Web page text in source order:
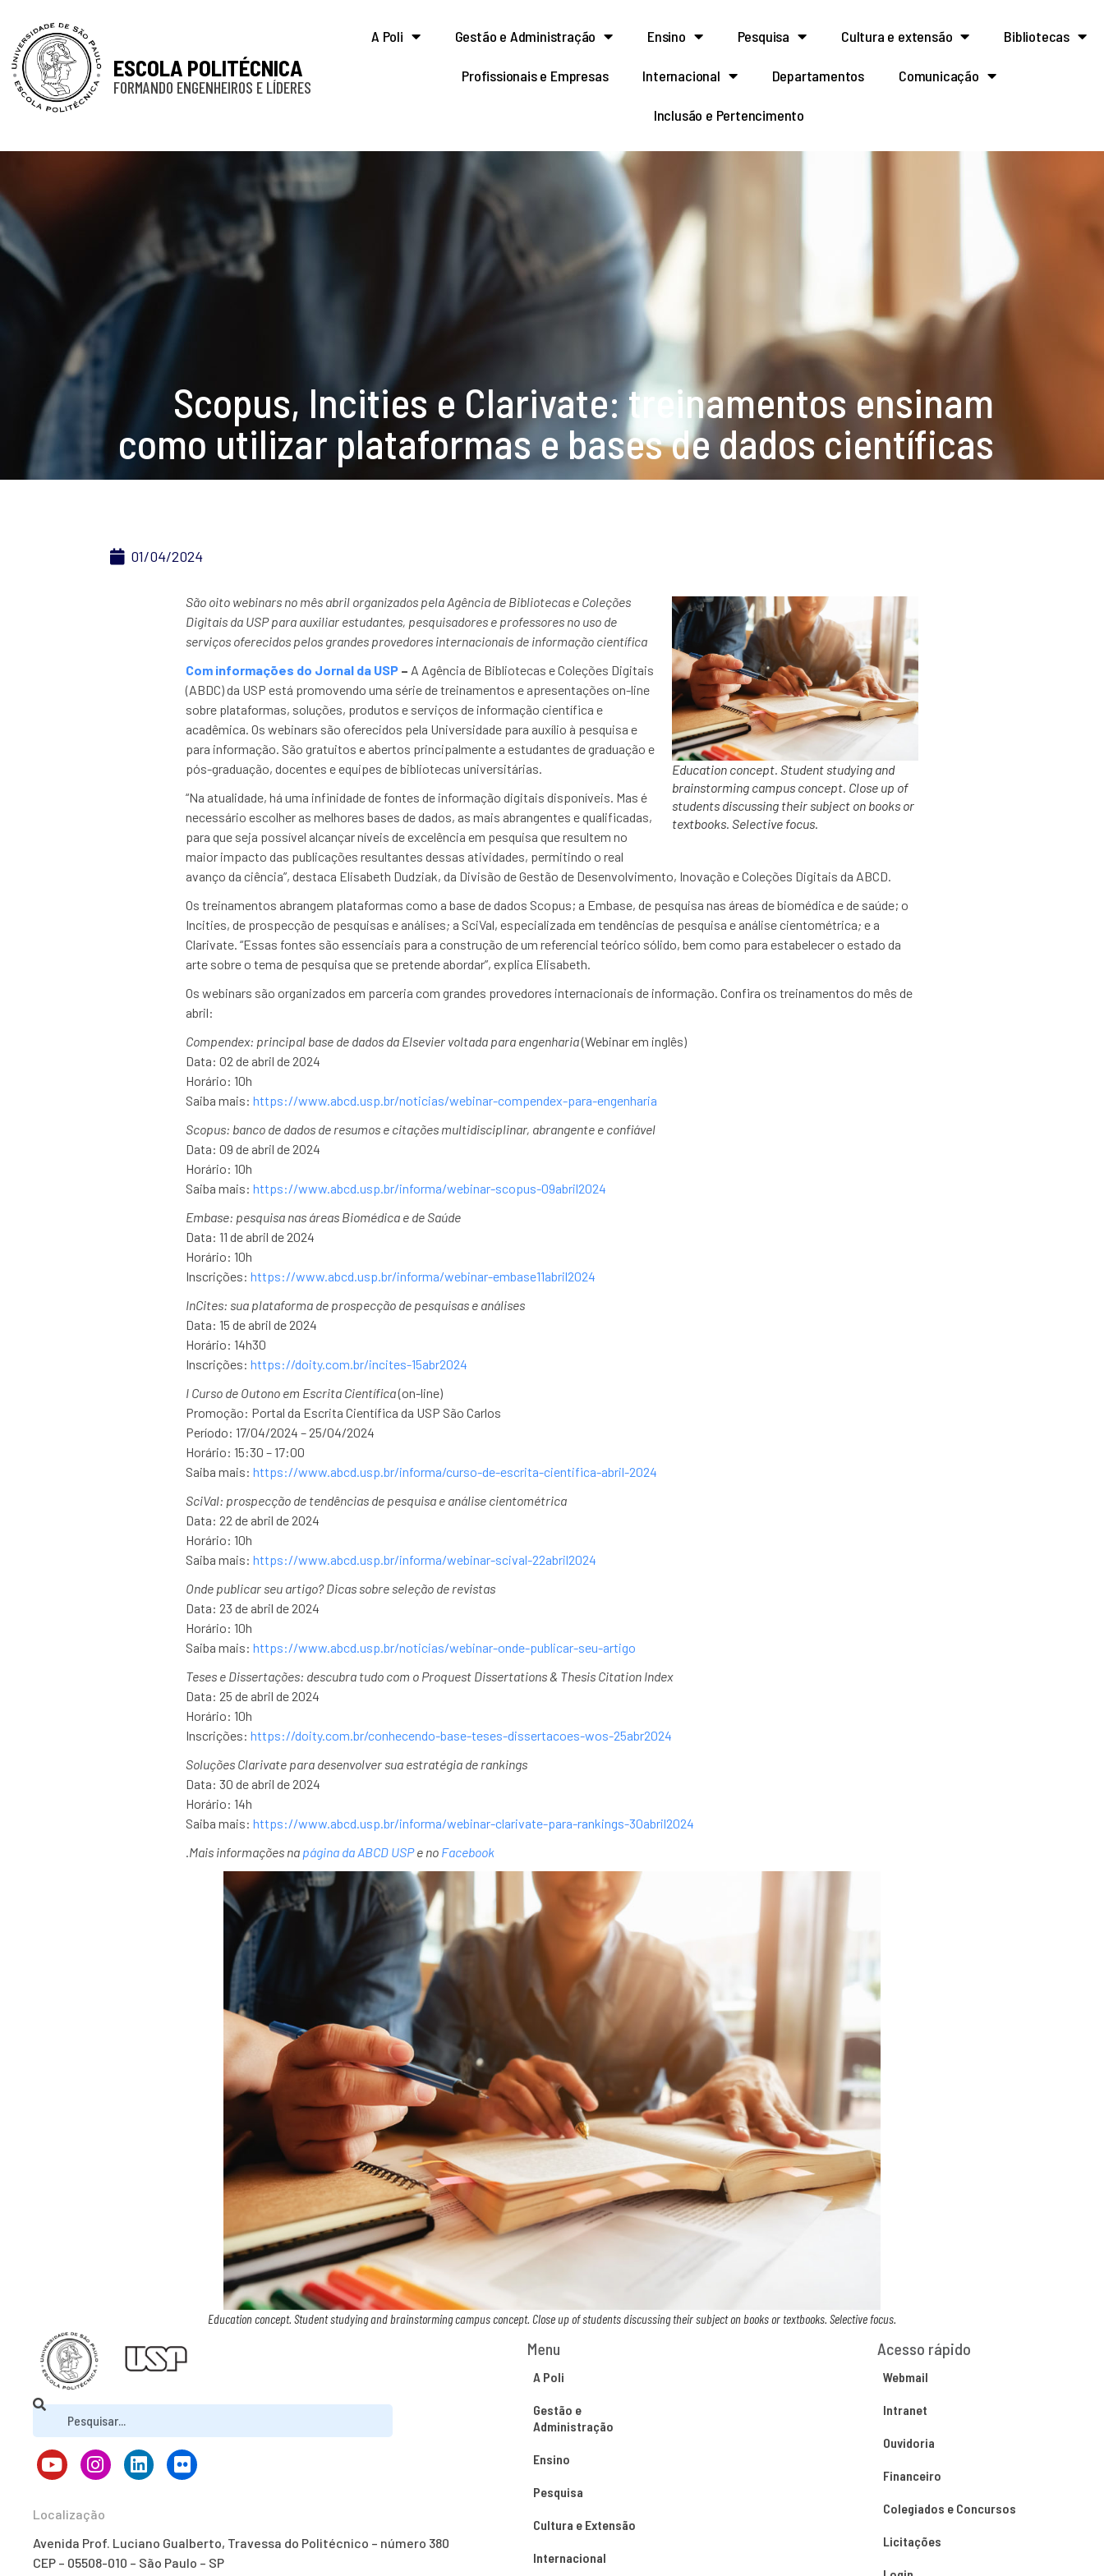
ESCOLA POLITÉCNICA
FORMANDO ENGENHEIROS E LÍDERES
A Poli Gestão e Administração Ensino Pesquisa Cultura e extensão Bibliotecas
Profissionais e Empresas Internacional Departamentos Comunicação
Inclusão e Pertencimento
Scopus, Incities e Clarivate: treinamentos ensinam
como utilizar plataformas e bases de dados científicas
01/04/2024
Education concept. Student studying and
brainstorming campus concept. Close up of
students discussing their subject on books or
textbooks. Selective focus.
São oito webinars no mês abril organizados pela Agência de Bibliotecas e Coleções
Digitais da USP para auxiliar estudantes, pesquisadores e professores no uso de
serviços oferecidos pelos grandes provedores internacionais de informação científica
Com informações do Jornal da USP– A Agência de Bibliotecas e Coleções Digitais
(ABDC) da USP está promovendo uma série de treinamentos e apresentações on-line
sobre plataformas, soluções, produtos e serviços de informação científica e
acadêmica. Os webinars são oferecidos pela Universidade para auxílio à pesquisa e
para informação. São gratuitos e abertos principalmente a estudantes de graduação e
pós-graduação, docentes e equipes de bibliotecas universitárias.
“Na atualidade, há uma infinidade de fontes de informação digitais disponíveis. Mas é
necessário escolher as melhores bases de dados, as mais abrangentes e qualificadas,
para que seja possível alcançar níveis de excelência em pesquisa que resultem no
maior impacto das publicações resultantes dessas atividades, permitindo o real
avanço da ciência”, destaca Elisabeth Dudziak, da Divisão de Gestão de Desenvolvimento, Inovação e Coleções Digitais da ABCD.
Os treinamentos abrangem plataformas como a base de dados Scopus; a Embase, de pesquisa nas áreas de biomédica e de saúde; o
Incities, de prospecção de pesquisas e análises; a SciVal, especializada em tendências de pesquisa e análise cientométrica; e a
Clarivate. “Essas fontes são essenciais para a construção de um referencial teórico sólido, bem como para estabelecer o estado da
arte sobre o tema de pesquisa que se pretende abordar”, explica Elisabeth.
Os webinars são organizados em parceria com grandes provedores internacionais de informação. Confira os treinamentos do mês de
abril:
Compendex: principal base de dados da Elsevier voltada para engenharia(Webinar em inglês)
Data: 02 de abril de 2024
Horário: 10h
Saiba mais: https://www.abcd.usp.br/noticias/webinar-compendex-para-engenharia
Scopus: banco de dados de resumos e citações multidisciplinar, abrangente e confiável
Data: 09 de abril de 2024
Horário: 10h
Saiba mais: https://www.abcd.usp.br/informa/webinar-scopus-09abril2024
Embase: pesquisa nas áreas Biomédica e de Saúde
Data: 11 de abril de 2024
Horário: 10h
Inscrições: https://www.abcd.usp.br/informa/webinar-embase11abril2024
InCites: sua plataforma de prospecção de pesquisas e análises
Data: 15 de abril de 2024
Horário: 14h30
Inscrições: https://doity.com.br/incites-15abr2024
I Curso de Outono em Escrita Científica(on-line)
Promoção: Portal da Escrita Científica da USP São Carlos
Período: 17/04/2024 – 25/04/2024
Horário: 15:30 – 17:00
Saiba mais: https://www.abcd.usp.br/informa/curso-de-escrita-cientifica-abril-2024
SciVal: prospecção de tendências de pesquisa e análise cientométrica
Data: 22 de abril de 2024
Horário: 10h
Saiba mais: https://www.abcd.usp.br/informa/webinar-scival-22abril2024
Onde publicar seu artigo? Dicas sobre seleção de revistas
Data: 23 de abril de 2024
Horário: 10h
Saiba mais: https://www.abcd.usp.br/noticias/webinar-onde-publicar-seu-artigo
Teses e Dissertações: descubra tudo com o Proquest Dissertations & Thesis Citation Index
Data: 25 de abril de 2024
Horário: 10h
Inscrições: https://doity.com.br/conhecendo-base-teses-dissertacoes-wos-25abr2024
Soluções Clarivate para desenvolver sua estratégia de rankings
Data: 30 de abril de 2024
Horário: 14h
Saiba mais: https://www.abcd.usp.br/informa/webinar-clarivate-para-rankings-30abril2024
.Mais informações na página da ABCD USPe no Facebook
Education concept. Student studying and brainstorming campus concept. Close up of students discussing their subject on books or textbooks. Selective focus.
Localização
Avenida Prof. Luciano Gualberto, Travessa do Politécnico – número 380
CEP – 05508-010 – São Paulo – SP
Menu
A Poli
Gestão e
Administração
Ensino
Pesquisa
Cultura e Extensão
Internacional
Acesso rápido
Webmail
Intranet
Ouvidoria
Financeiro
Colegiados e Concursos
Licitações